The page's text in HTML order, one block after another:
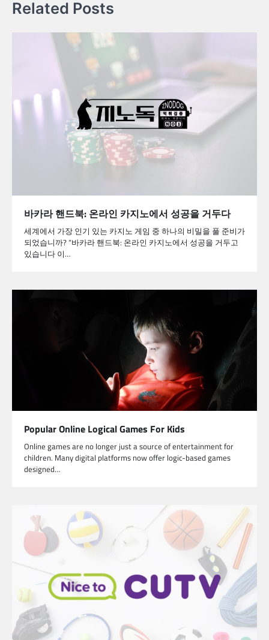
Related Posts
바카라 핸드북: 온라인 카지노에서 성공을 거두다
세계에서 가장 인기 있는 카지노 게임 중 하나의 비밀을 풀 준비가
되었습니까? “바카라 핸드북: 온라인 카지노에서 성공을 거두고
있습니다 이…
Popular Online Logical Games For Kids
Online games are no longer just a source of entertainment for
children. Many digital platforms now offer logic-based games
designed…